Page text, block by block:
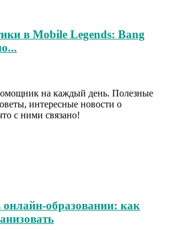
в Mobile Legends: Bang
на каждый день. Полезные
интересные новости о
с ними связано!
онлайн-образовании: как